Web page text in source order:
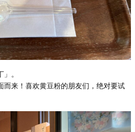
。
而来！喜欢黄豆粉的朋友们，绝对要试